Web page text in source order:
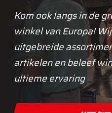
Kom ook langs in de
winkel van Europa!
uitgebreide
artikelen en beleef
ultieme ervaring